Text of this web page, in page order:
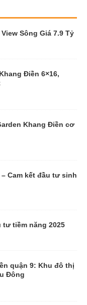
Sông Giá 7.9 Tỷ
Điền 6×16,
Khang Điền cơ
Cam kết đầu tư sinh
tư tiềm năng 2025
quận 9: Khu đô thị
Đông